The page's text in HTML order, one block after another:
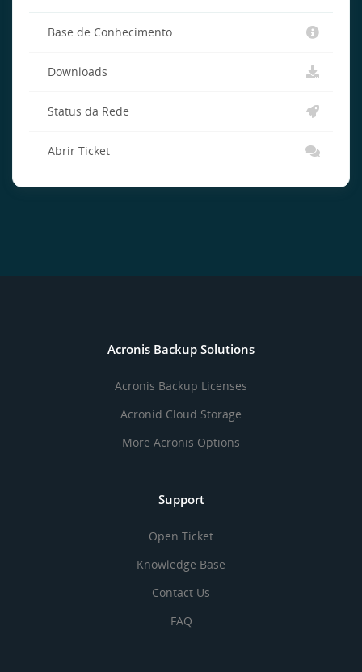
Base de Conhecimento
Downloads
Status da Rede
Abrir Ticket
Acronis Backup Solutions
Acronis Backup Licenses
Acronid Cloud Storage
More Acronis Options
Support
Open Ticket
Knowledge Base
Contact Us
FAQ